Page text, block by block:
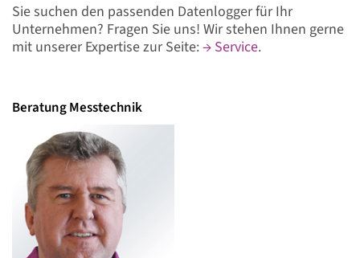
Sie suchen den passenden Datenlogger für Ihr
Unternehmen? Fragen Sie uns! Wir stehen Ihnen gerne
mit unserer Expertise zur Seite:→ Service.
Beratung Messtechnik